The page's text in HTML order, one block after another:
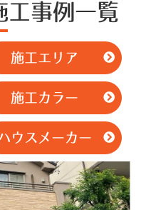
工事例一覧
施工エリア
施工カラー
ウスメーカー